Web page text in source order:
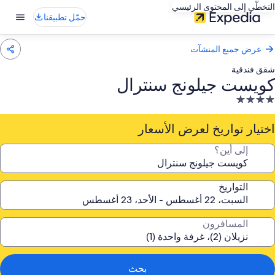
التخطّي إلى المحتوى الرئيسي
حمّل تطبيقنا
عرض جميع المنشآت
شقق فندقية
كويست جيلونج سنترال
منشأة
فندقية
مصنفة
4.0
اختيار تواريخ لعرض الأسعار
إلى أين؟
التواريخ
المسافرون
بحث